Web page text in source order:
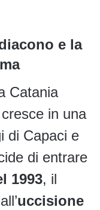
e la
Catania
in una
di Capaci e
di entrare
1993, il
uccisione